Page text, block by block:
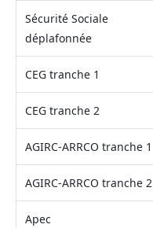
Sécurité Sociale
déplafonnée
CEG tranche 1
CEG tranche 2
AGIRC-ARRCO tranche 1
AGIRC-ARRCO tranche 2
Apec